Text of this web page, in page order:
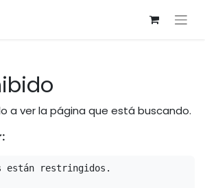
a ver la página que está buscando.
están restringidos.